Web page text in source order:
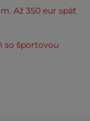
Až 350 eur späť
so športovou